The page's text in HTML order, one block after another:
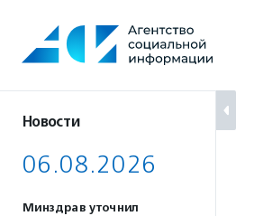
содержанию
Новости
06.08.2026
Минздрав уточнил